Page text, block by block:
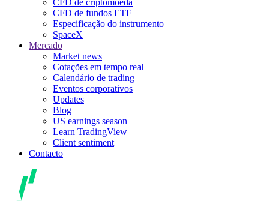
CFD de fundos ETF
Especificação do instrumento
SpaceX
Mercado
Market news
Cotações em tempo real
Calendário de trading
Eventos corporativos
Updates
Blog
US earnings season
Learn TradingView
Client sentiment
Contacto